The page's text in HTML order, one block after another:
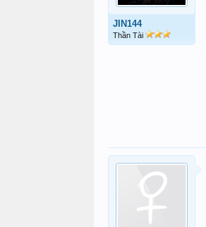
JIN144
Thần Tài